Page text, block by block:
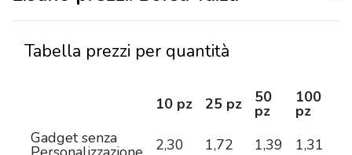
Tabella prezzi per quantità
10 pz 25 pz 50
pz
100
pz
Gadget senza
2,30 1,72 1,39 1,31